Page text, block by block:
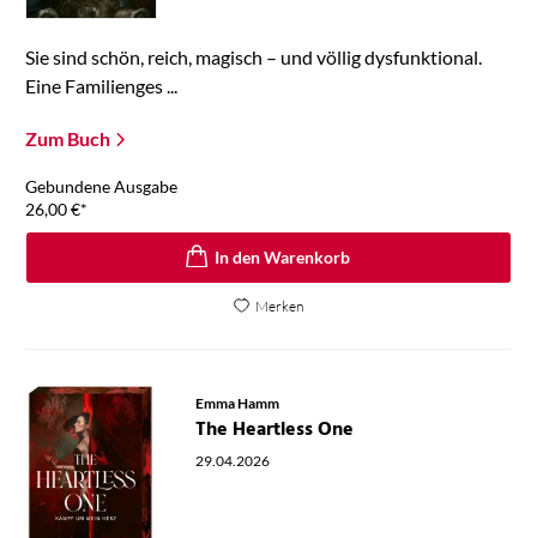
Sie sind schön, reich, magisch – und völlig dysfunktional.
Eine Familienges ...
Zum Buch
Gebundene Ausgabe
26,00€*
In den Warenkorb
Merken
Emma Hamm
The Heartless One
29.04.2026